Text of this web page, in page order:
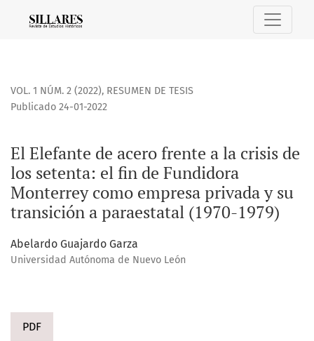
El Elefante de acero frente a la crisis de los setenta: el fin
VOL. 1 NÚM. 2 (2022), RESUMEN DE TESIS
El Elefante de acero frente a la crisis de
los setenta: el fin de Fundidora
Monterrey como empresa privada y su
transición a paraestatal (1970-1979)
Publicado 24-01-2022
Abelardo Guajardo Garza
Universidad Autónoma de Nuevo León
PDF